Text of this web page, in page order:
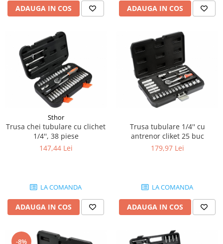
Piese Ditch Witch
Piese Cedima
Piese Detas
Piese Toyota
Piese Pinguely
Piese Commachio
Piese Autran
Piese Kooi
Piese Kleemann
Piese Hinowa
Piese Herriau
Piese Gipo
ADAUGA IN COS ADAUGA IN COS
Sthor
Trusa chei tubulare cu clichet
1/4'', 38 piese
147,44 Lei
LA COMANDA
ADAUGA IN COS
Trusa tubulare 1/4'' cu
antrenor cliket 25 buc
179,97 Lei
LA COMANDA
ADAUGA IN COS
-8%